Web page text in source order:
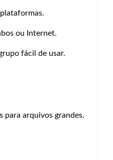
ou Internet.
fácil de usar.
para arquivos grandes.